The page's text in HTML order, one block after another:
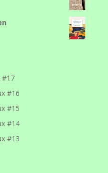
#17
#16
#15
#14
#13